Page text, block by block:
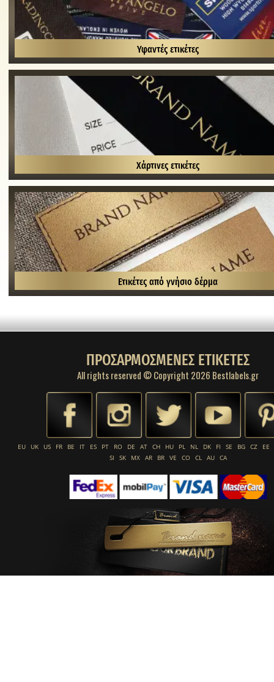
Υφαντές ετικέτες
Χάρτινες ετικέτες
Ετικέτες από γνήσιο δέρμα
ΠΡΟΣΑΡΜΟΣΜΕΝΕΣ ΕΤΙΚΕΤΕΣ
All rights reserved © Copyright 2026 Bestlabels.gr
EU UK US FR BE IT ES PT RO DE AT CH HU PL NL DK FI SE BG CZ
EE
SI
SK MX AR BR VE CO CL AU CA